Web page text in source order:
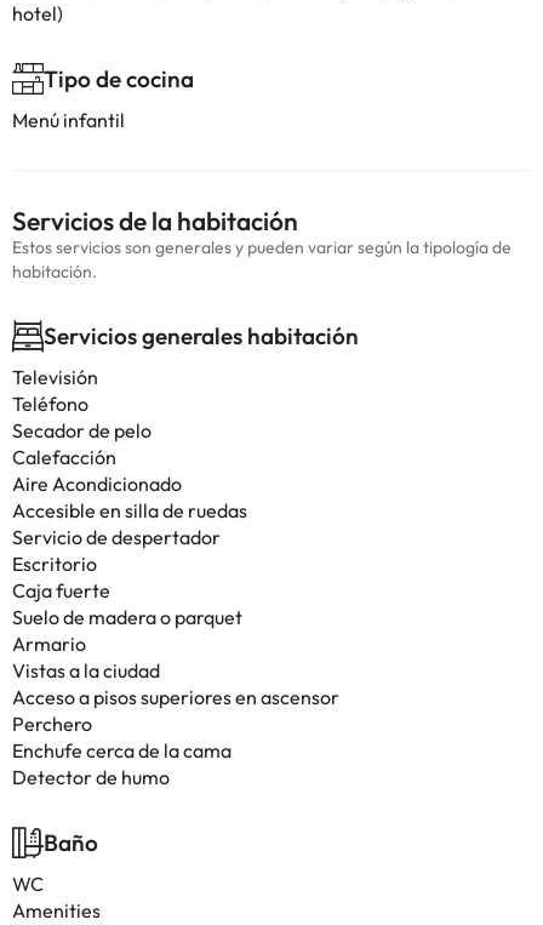
hotel)
Tipo de cocina
Menú infantil
Servicios de la habitación
Estos servicios son generales y pueden variar según la tipología de
habitación.
Servicios generales habitación
Televisión
Teléfono
Secador de pelo
Calefacción
Aire Acondicionado
Accesible en silla de ruedas
Servicio de despertador
Escritorio
Caja fuerte
Suelo de madera o parquet
Armario
Vistas a la ciudad
Acceso a pisos superiores en ascensor
Perchero
Enchufe cerca de la cama
Detector de humo
Baño
WC
Amenities